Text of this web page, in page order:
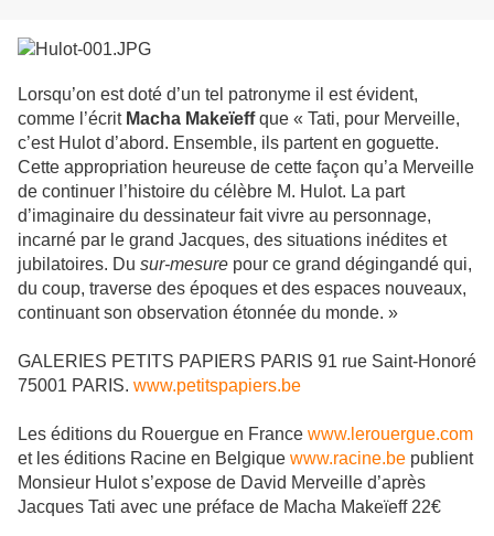
Lorsqu’on est doté d’un tel patronyme il est évident,
comme l’écrit Macha Makeïeffque « Tati, pour Merveille,
c’est Hulot d’abord. Ensemble, ils partent en goguette.
Cette appropriation heureuse de cette façon qu’a Merveille
de continuer l’histoire du célèbre M. Hulot. La part
d’imaginaire du dessinateur fait vivre au personnage,
incarné par le grand Jacques, des situations inédites et
jubilatoires. Du sur-mesure pour ce grand dégingandé qui,
du coup, traverse des époques et des espaces nouveaux,
continuant son observation étonnée du monde. »
GALERIES PETITS PAPIERS PARIS 91 rue Saint-Honoré
75001 PARIS. www.petitspapiers.be
Les éditions du Rouergue en France www.lerouergue.com
et les éditions Racine en Belgique www.racine.be publient
Monsieur Hulot s’expose de David Merveille d’après
Jacques Tati avec une préface de Macha Makeïeff 22€